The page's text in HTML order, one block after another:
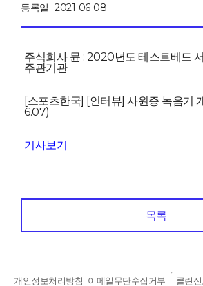
등록일 2021-06-08
주식회사 뮨 : 2020년도 테스트베드
주관기관
[스포츠한국] [인터뷰] 사원증 녹음기
6.07)
기사보기
목록
개인정보처리방침 이메일무단수집거부 클린